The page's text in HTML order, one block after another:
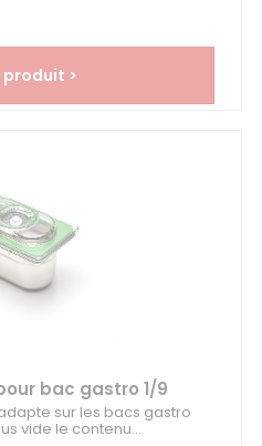
produit >
bac gastro 1/9
sur les bacs gastro
vide le contenu...